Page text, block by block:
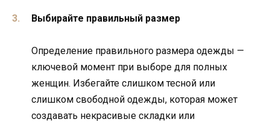
Выбирайте правильный размер
Определение правильного размера одежды —
ключевой момент при выборе для полных
женщин. Избегайте слишком тесной или
слишком свободной одежды, которая может
создавать некрасивые складки или